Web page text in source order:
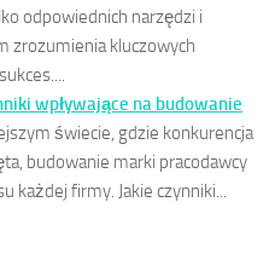
odpowiednich narzędzi i
zrozumienia kluczowych
wpływające na budowanie
świecie, gdzie konkurencja
budowanie marki pracodawcy
każdej firmy. Jakie czynniki...